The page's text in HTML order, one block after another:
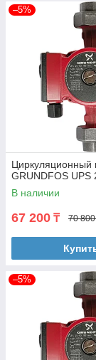
–5%
Циркуляционный
GRUNDFOS UPS
В наличии
67 200 ₸ 70
–5%